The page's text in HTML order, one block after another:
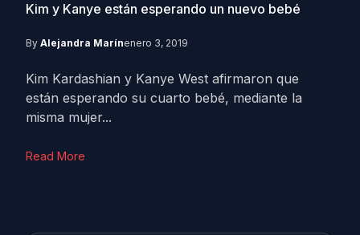
Kim y Kanye están esperando un nuevo bebé
By Alejandra Marínenero 3, 2019
Kim Kardashian y Kanye West afirmaron que
están esperando su cuarto bebé, mediante la
misma mujer...
Read More